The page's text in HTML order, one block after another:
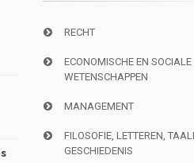
RECHT
ECONOMISCHE EN SOCIALE
WETENSCHAPPEN
MANAGEMENT
FILOSOFIE, LETTEREN,
GESCHIEDENIS